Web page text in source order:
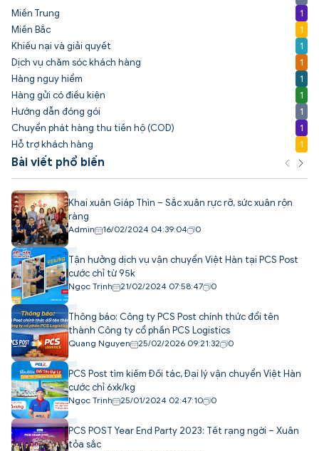
Miền Trung
1
Miền Bắc
1
Khiếu nại và giải quyết
1
Dịch vụ chăm sóc khách hàng
1
Hàng nguy hiểm
1
Hàng gửi có điều kiện
1
Hướng dẫn đóng gói
1
Chuyển phát hàng thu tiền hộ (COD)
1
Hỗ trợ khách hàng
1
Bài viết phổ biến
Khai xuân Giáp Thìn – Sắc xuân rực rỡ, sức xuân rộn
ràng
Admin 16/02/2024 04:39:04 0
Tận hưởng dịch vụ vận chuyển Việt Hàn tại PCS Post
cước chỉ từ 95k
Ngọc Trịnh 21/02/2024 07:58:47 0
Thông báo: Công ty PCS Post chính thức đổi tên
thành Công ty cổ phần PCS Logistics
Quang Nguyen 25/02/2026 09:21:32 0
PCS Post tìm kiếm Đối tác, Đại lý vận chuyển Việt Hàn
cước chỉ 6xk/kg
Ngọc Trịnh 25/01/2024 02:47:10 0
PCS POST Year End Party 2023: Tết rạng ngời – Xuân
tỏa sắc